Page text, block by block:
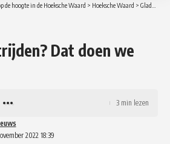
de hoogte in de Hoeksche Waard > Hoeksche Waard > Gladheid bestrijden? Dat doen we samen!
Dat doen we
2022 18:39
3 min lezen